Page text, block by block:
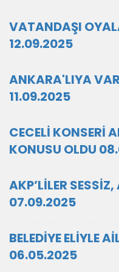
VATANDAŞI
12.09.2025
ANKARA'LIYA
11.09.2025
CECELİ KONSERİ
KONUSU OLDU
AKP’LİLER
07.09.2025
BELEDİYE ELİYLE
06.05.2025